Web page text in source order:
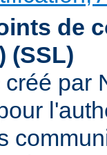
de
(SSL)
par